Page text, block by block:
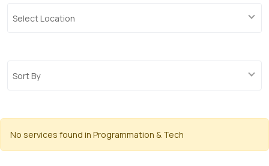
Select Location
Sort By
No services found in Programmation & Tech